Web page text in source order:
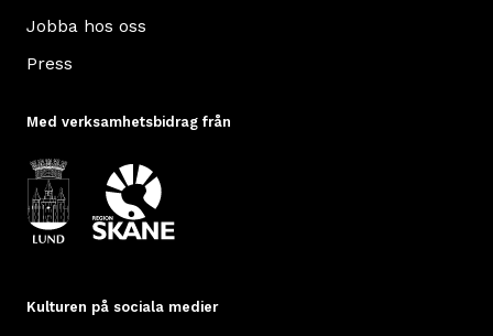
Jobba hos oss
Press
Med verksamhetsbidrag från
Kulturen på sociala medier